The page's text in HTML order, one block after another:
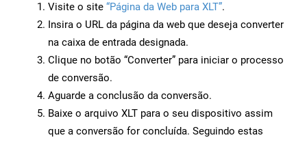
Visite o site “Página da Web para XLT”.
Insira o URL da página da web que deseja converter
na caixa de entrada designada.
Clique no botão “Converter” para iniciar o processo
de conversão.
Aguarde a conclusão da conversão.
Baixe o arquivo XLT para o seu dispositivo assim
que a conversão for concluída. Seguindo estas